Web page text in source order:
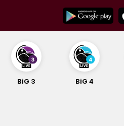
content
BiG 3 BiG 4